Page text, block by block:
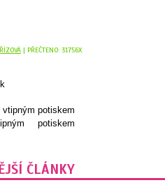
| PŘEČTENO: 31756X
vtipným potiskem
potiskem
ČLÁNKY